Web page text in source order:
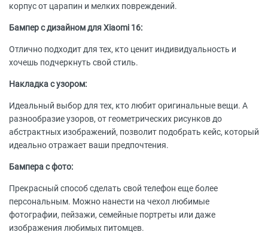
корпус от царапин и мелких повреждений.
Бампер с дизайном для Xiaomi 16:
Отлично подходит для тех, кто ценит индивидуальность и
хочешь подчеркнуть свой стиль.
Накладка с узором:
Идеальный выбор для тех, кто любит оригинальные вещи. А
разнообразие узоров, от геометрических рисунков до
абстрактных изображений, позволит подобрать кейс, который
идеально отражает ваши предпочтения.
Бампера с фото:
Прекрасный способ сделать свой телефон еще более
персональным. Можно нанести на чехол любимые
фотографии, пейзажи, семейные портреты или даже
изображения любимых питомцев.